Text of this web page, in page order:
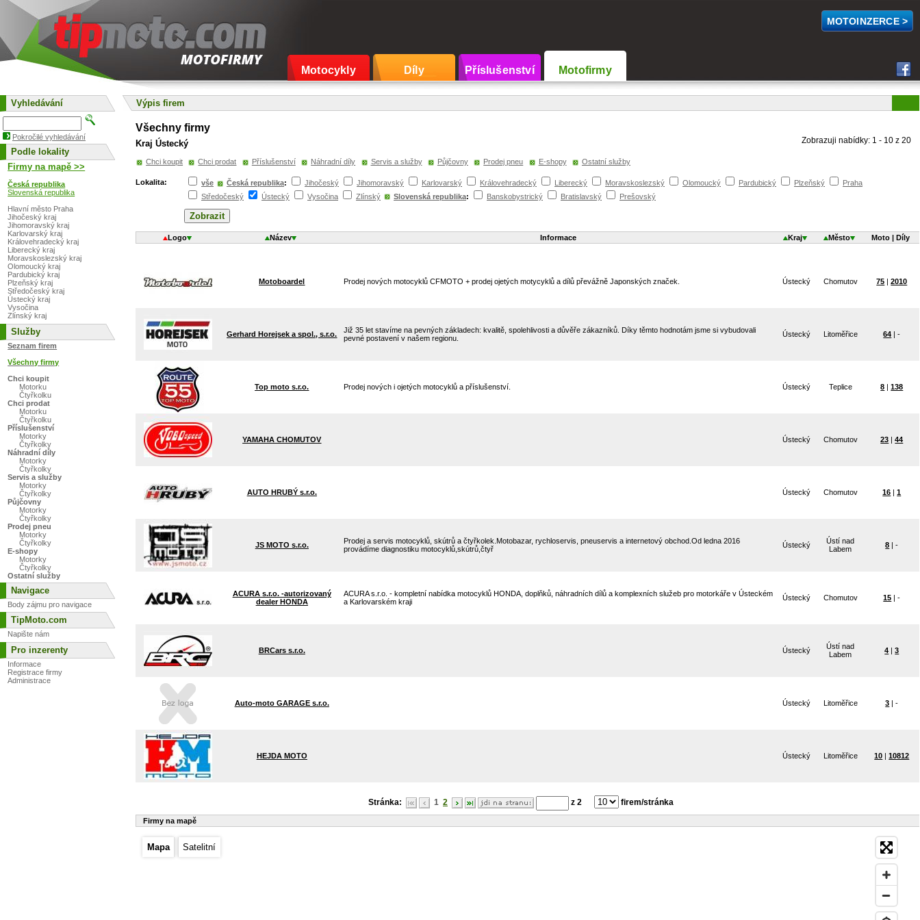
Motocykly Díly Příslušenství Motofirmy
MOTOINZERCE >
Výpis firem
Všechny firmy
Kraj Ústecký Zobrazuji nabídky: 1 - 10 z 20
Chci koupit Chci prodat Příslušenství Náhradní díly Servis a služby Půjčovny Prodej pneu E-shopy Ostatní služby
Lokalita: vše Česká republika: Jihočeský Jihomoravský Karlovarský Královehradecký Liberecký Moravskoslezský Olomoucký Pardubický Plzeňský
Praha
Středočeský
Ústecký Vysočina Zlínský Slovenská republika: Banskobystrický Bratislavský Prešovský
Logo Název Informace Kraj Město Moto | Díly
Motoboardel Prodej nových motocyklů CFMOTO + prodej ojetých motycyklů a dílů převážně Japonských značek. Ústecký Chomutov 75 |2010
Gerhard Horejsek a spol., s.r.o.
Již 35 let stavíme na pevných základech: kvalitě, spolehlivosti a důvěře zákazníků. Díky těmto hodnotám jsme si vybudovali
pevné postavení v našem regionu.
Ústecký Litoměřice 64 | -
Top moto s.r.o. Prodej nových i ojetých motocyklů a příslušenství. Ústecký Teplice 8 |138
YAMAHA CHOMUTOV Ústecký Chomutov 23 |44
AUTO HRUBÝ s.r.o. Ústecký Chomutov 16 |1
JS MOTO s.r.o.
Prodej a servis motocyklů, skútrů a čtyřkolek.Motobazar, rychloservis, pneuservis a internetový obchod.Od ledna 2016
provádíme diagnostiku motocyklů,skútrů,čtyř
Ústecký
Ústí nad
Labem
8 | -
ACURA s.r.o. -autorizovaný
dealer HONDA
ACURA s.r.o. - kompletní nabídka motocyklů HONDA, doplňků, náhradních dílů a komplexních služeb pro motorkáře v Ústeckém
a Karlovarském kraji
Ústecký Chomutov 15 | -
BRCars s.r.o. Ústecký
Ústí nad
Labem
4 |3
Auto-moto GARAGE s.r.o. Ústecký Litoměřice 3 | -
HEJDA MOTO Ústecký Litoměřice 10 |10812
Stránka: 1 2 z 2 firem/stránka
Firmy na mapě
Mapa Satelitní
Vyhledávání
Pokročilé vyhledávání
Podle lokality
Firmy na mapě >>
Česká republika
Slovenská republika
Hlavní město Praha
Jihočeský kraj
Jihomoravský kraj
Karlovarský kraj
Královehradecký kraj
Liberecký kraj
Moravskoslezský kraj
Olomoucký kraj
Pardubický kraj
Plzeňský kraj
Středočeský kraj
Ústecký kraj
Vysočina
Zlínský kraj
Služby
Seznam firem
Všechny firmy
Chci koupit
Motorku
Čtyřkolku
Chci prodat
Motorku
Čtyřkolku
Příslušenství
Motorky
Čtyřkolky
Náhradní díly
Motorky
Čtyřkolky
Servis a služby
Motorky
Čtyřkolky
Půjčovny
Motorky
Čtyřkolky
Prodej pneu
Motorky
Čtyřkolky
E-shopy
Motorky
Čtyřkolky
Ostatní služby
Navigace
Body zájmu pro navigace
TipMoto.com
Napište nám
Pro inzerenty
Informace
Registrace firmy
Administrace